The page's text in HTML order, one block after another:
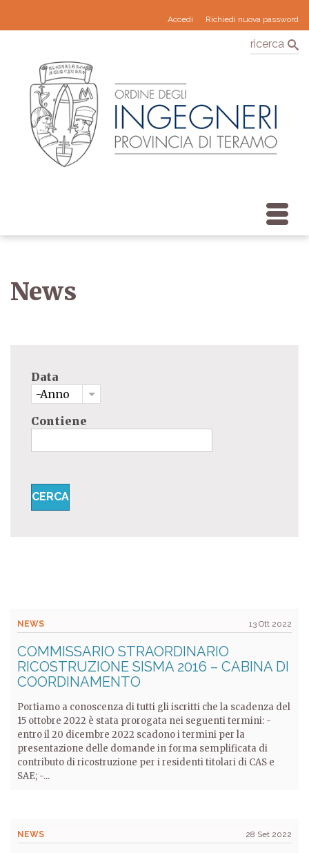
Accedi Richiedi nuova password
ricerca
News
Data
-Anno
Contiene
NEWS 13 Ott 2022
COMMISSARIO STRAORDINARIO
RICOSTRUZIONE SISMA 2016 – CABINA DI
COORDINAMENTO
Portiamo a conoscenza di tutti gli iscritti che la scadenza del
15 ottobre 2022 è stata prorogata nei seguenti termini: -
entro il 20 dicembre 2022 scadono i termini per la
presentazione delle domande in forma semplificata di
contributo di ricostruzione per i residenti titolari di CAS e
SAE; -...
NEWS 28 Set 2022